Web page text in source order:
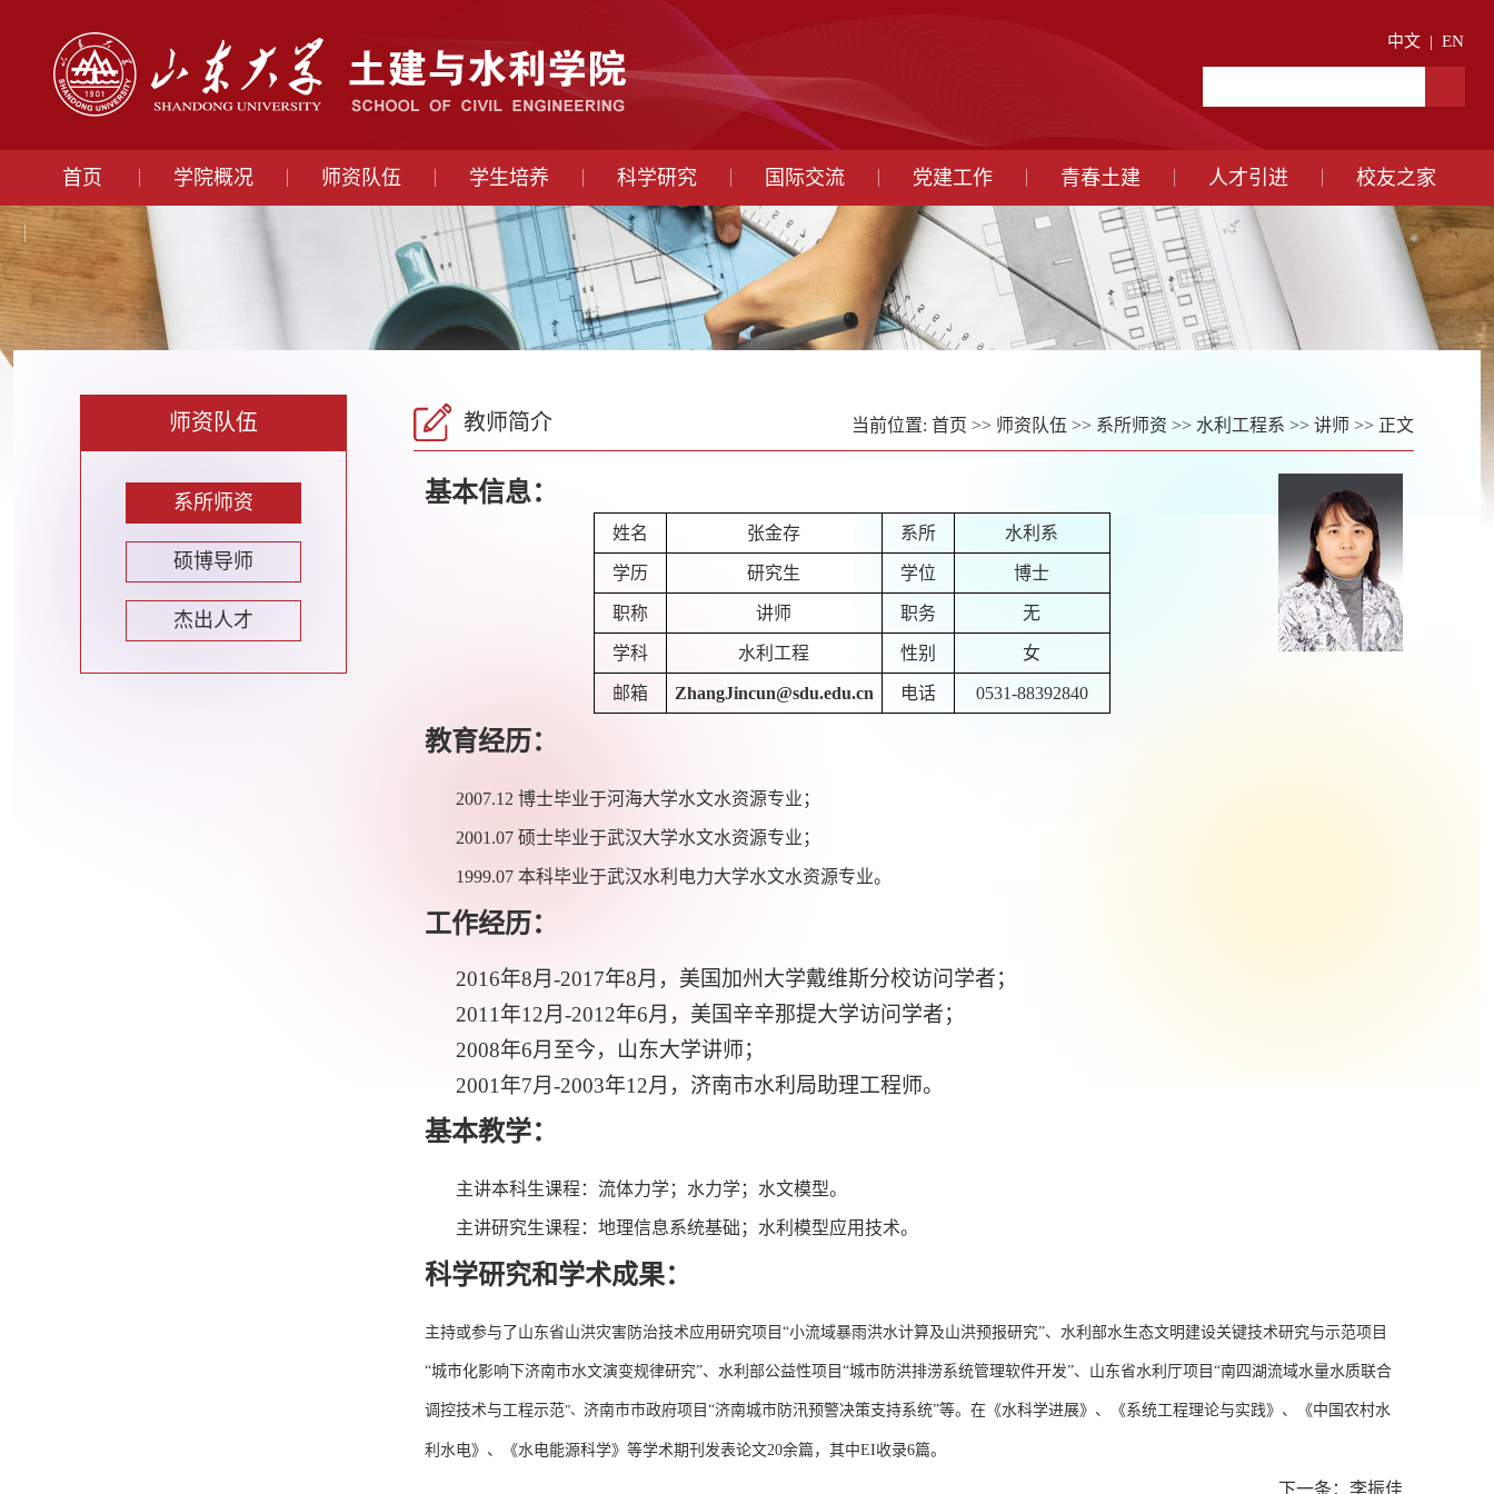
中文 | EN
首页 学院概况 师资队伍 学生培养 科学研究 国际交流 党建工作 青春土建 人才引进 校友之家
师资队伍
系所师资
硕博导师
杰出人才
教师简介 当前位置: 首页 >> 师资队伍 >> 系所师资 >> 水利工程系 >> 讲师 >> 正文
基本信息：
姓名 张金存 系所 水利系
学历 研究生 学位 博士
职称 讲师 职务 无
学科 水利工程 性别 女
邮箱 ZhangJincun@sdu.edu.cn 电话 0531-88392840
教育经历：
2007.12 博士毕业于河海大学水文水资源专业；
2001.07 硕士毕业于武汉大学水文水资源专业；
1999.07 本科毕业于武汉水利电力大学水文水资源专业。
工作经历：
2016年8月 -2017年8月，美国加州大学戴维斯分校访问学者；
2011 年12月 -2012年6月，美国辛辛那提大学访问学者；
2008年6月至今，山东大学讲师；
2001 年7月 -2003年12月，济南市水利局助理工程师。
基本教学：
主讲本科生课程：流体力学；水力学；水文模型。
主讲研究生课程：地理信息系统基础；水利模型应用技术。
科学研究和学术成果：
主持或参与了山东省山洪灾害防治技术应用研究项目“小流域暴雨洪水计算及山洪预报研究”、水利部水生态文明建设关键技术研究与示范项目
“城市化影响下济南市水文演变规律研究”、水利部公益性项目“城市防洪排涝系统管理软件开发”、山东省水利厅项目“南四湖流域水量水质联合
调控技术与工程示范”、 济南市市政府项目“济南城市防汛预警决策支持系统”等。在《水科学进展》、《系统工程理论与实践》、《中国农村水
利水电》、《水电能源科学》等学术期刊发表论文20余篇，其中EI收录6篇。
下一条： 李振佳